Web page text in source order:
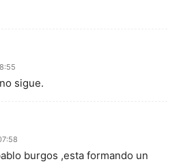
sigue.
burgos ,esta formando un